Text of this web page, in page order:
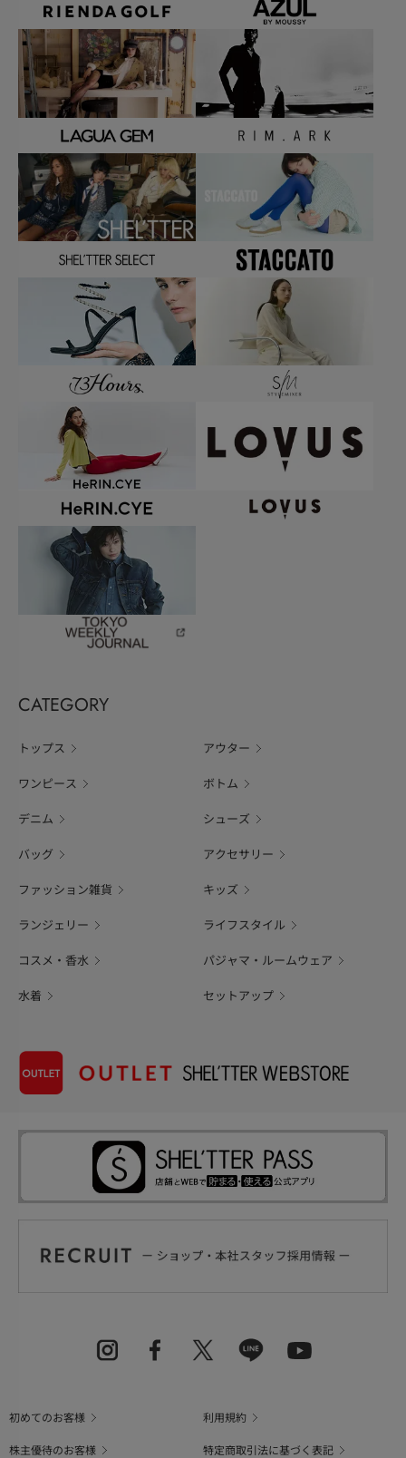
CATEGORY
トップス アウター
ワンピース ボトム
デニム シューズ
バッグ アクセサリー
ファッション雑貨 キッズ
ランジェリー ライフスタイル
コスメ・香水 パジャマ・ルームウェア
水着 セットアップ
初めてのお客様
利用規約
株主優待のお客様
特定商取引法に基づく表記